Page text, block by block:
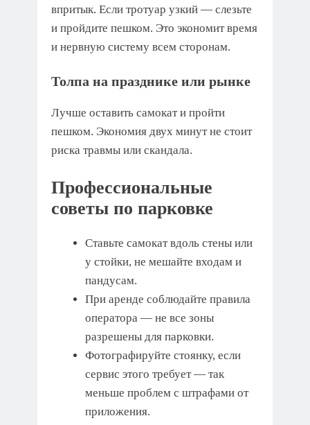
впритык. Если тротуар узкий — слезьте
и пройдите пешком. Это экономит время
и нервную систему всем сторонам.
Толпа на празднике или рынке
Лучше оставить самокат и пройти
пешком. Экономия двух минут не стоит
риска травмы или скандала.
Профессиональные
советы по парковке
Ставьте самокат вдоль стены или
у стойки, не мешайте входам и
пандусам.
При аренде соблюдайте правила
оператора — не все зоны
разрешены для парковки.
Фотографируйте стоянку, если
сервис этого требует — так
меньше проблем с штрафами от
приложения.